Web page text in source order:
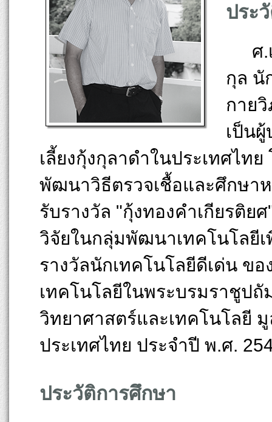
ประ
ศ
กุล นั
กาย
เป็น
เลี้ยงกุ้งกุลาดำในประเทศไท
พัฒนาวิธีตรวจเชื้อและศึกษา
รับรางวัล "กุ้งทองคำเกียรติย
วิจัยในกลุ่มพัฒนาเทคโนโลยี
รางวัลนักเทคโนโลยีดีเด่น ข
เทคโนโลยีในพระบรมราชูปถั
วิทยาศาสตร์และเทคโนโลยี
ประเทศไทย ประจำปี พ.ศ.
ประวัติการศึกษา